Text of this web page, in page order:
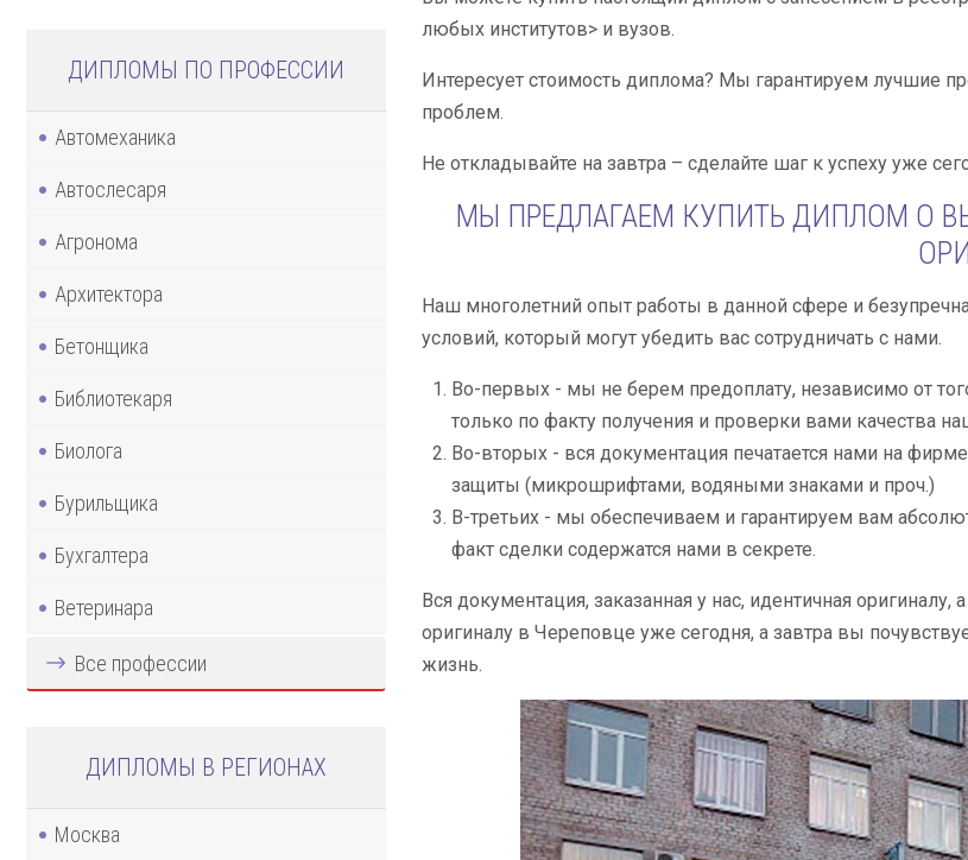
ДИПЛОМЫ ПО ПРОФЕССИИ
Автомеханика
Автослесаря
Агронома
Архитектора
Бетонщика
Библиотекаря
Биолога
Бурильщика
Бухгалтера
Ветеринара
Все профессии
ДИПЛОМЫ В РЕГИОНАХ
Москва
любых институтов> и вузов.
Интересует стоимость диплома? Мы гарантируем лучшие
проблем.
Не откладывайте на завтра – сделайте шаг к успеху уже
МЫ ПРЕДЛАГАЕМ КУПИТЬ ДИПЛОМ О
Наш многолетний опыт работы в данной сфере и
условий, который могут убедить вас сотрудничать с нами.
Во-первых - мы не берем предоплату, независимо от
только по факту получения и проверки вами качества
Во-вторых - вся документация печатается нами на
защиты (микрошрифтами, водяными знаками и проч.)
В-третьих - мы обеспечиваем и гарантируем вам
факт сделки содержатся нами в секрете.
Вся документация, заказанная у нас, идентичная
оригиналу в Череповце уже сегодня, а завтра вы
жизнь.